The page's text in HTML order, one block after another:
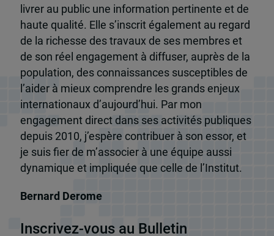
livrer au public une information pertinente et de
haute qualité. Elle s’inscrit également au regard
de la richesse des travaux de ses membres et
de son réel engagement à diffuser, auprès de la
population, des connaissances susceptibles de
l’aider à mieux comprendre les grands enjeux
internationaux d’aujourd’hui. Par mon
engagement direct dans ses activités publiques
depuis 2010, j’espère contribuer à son essor, et
je suis fier de m’associer à une équipe aussi
dynamique et impliquée que celle de l’Institut.
Bernard Derome
Inscrivez-vous au Bulletin